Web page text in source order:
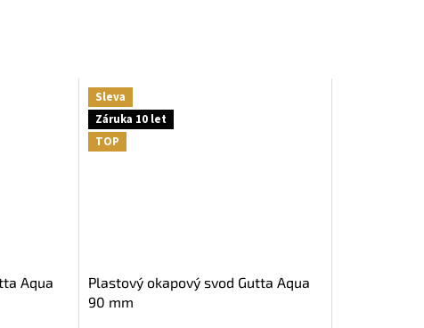
Sleva
Záruka 10 let
TOP
Plastový okapový svod Gutta Aqua
90 mm